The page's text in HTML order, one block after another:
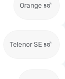
Orange
Telenor SE